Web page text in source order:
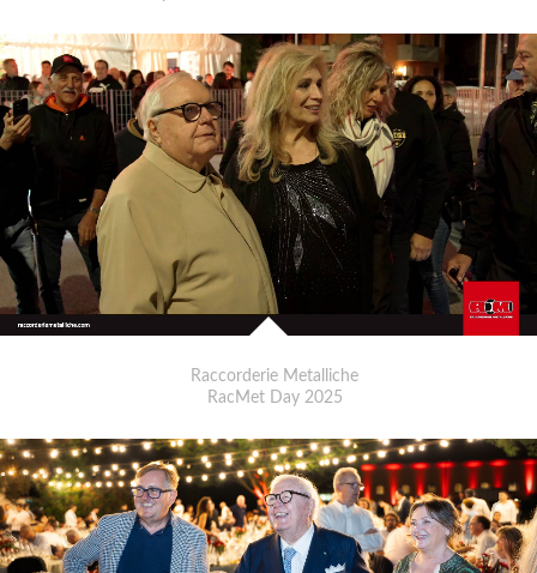
Raccorderie Metalliche
RacMet Day 2025